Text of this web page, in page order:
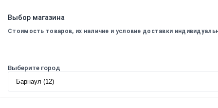
мембраны
квадрат
Выбор магазина
Стоимость товаров, их наличие и условие доставки
Выберите город